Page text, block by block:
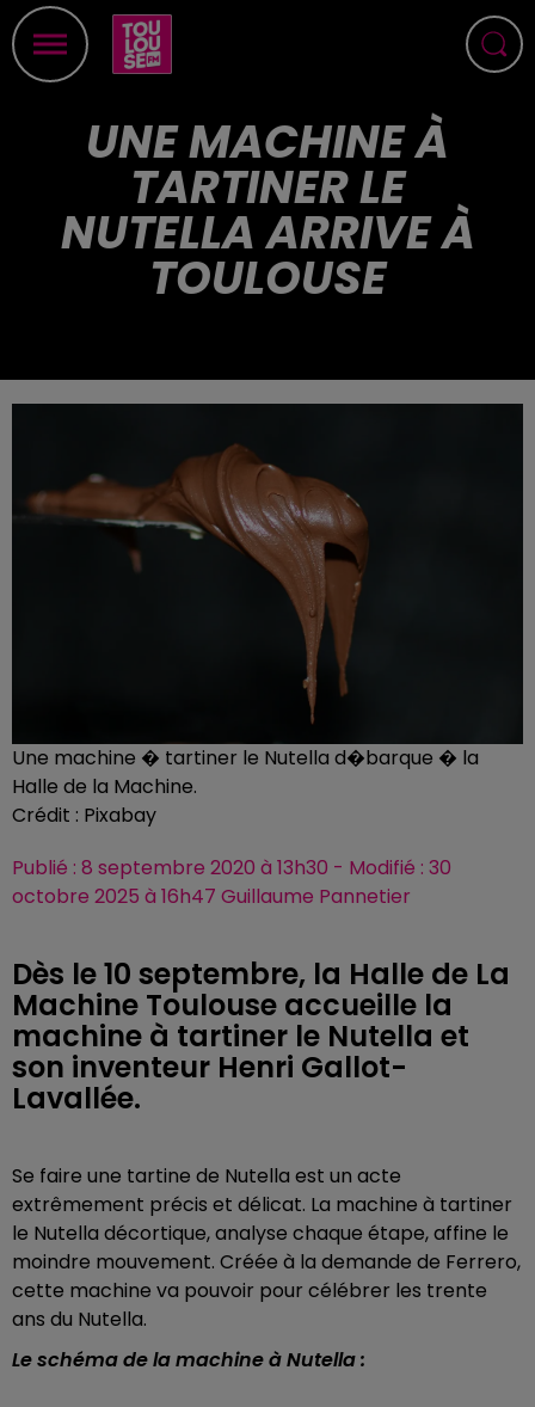
UNE MACHINE À
TARTINER LE
NUTELLA ARRIVE À
TOULOUSE
Une machine � tartiner le Nutella d�barque � la
Halle de la Machine.
Crédit : Pixabay
Publié : 8 septembre 2020 à 13h30 - Modifié : 30
octobre 2025 à 16h47 Guillaume Pannetier
Dès le 10 septembre, la Halle de La
Machine Toulouse accueille la
machine à tartiner le Nutella et
son inventeur Henri Gallot-
Lavallée.
Se faire une tartine de Nutella est un acte
extrêmement précis et délicat. La machine à tartiner
le Nutella décortique, analyse chaque étape, affine le
moindre mouvement. Créée à la demande de Ferrero,
cette machine va pouvoir pour célébrer les trente
ans du Nutella.
Le schéma de la machine à Nutella :